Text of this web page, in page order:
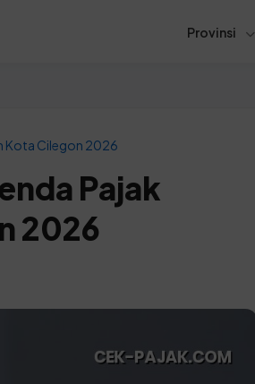
Provinsi
Kota Cilegon 2026
Pajak
2026